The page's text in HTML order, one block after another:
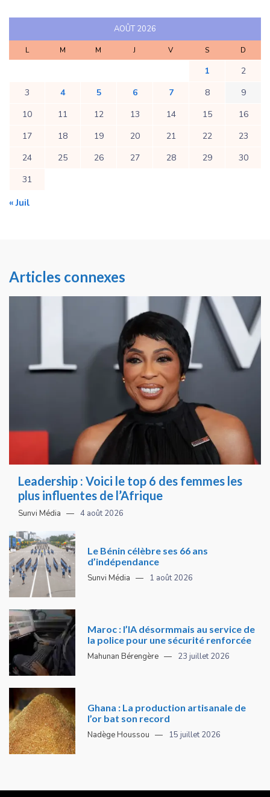
AOÛT 2026
L M M J V S D
1
2
3
4 5 6 7 8
9
10
11 12 13 14 15
16
17
18 19 20 21 22
23
24
25 26 27 28 29
30
31
« Juil
Articles connexes
Leadership : Voici le top 6 des femmes les
plus influentes de l’Afrique
Sunvi Média 4 août 2026
Le Bénin célèbre ses 66 ans
d’indépendance
Sunvi Média 1 août 2026
Maroc : l’IA désormmais au service de
la police pour une sécurité renforcée
Mahunan Bérengère 23 juillet 2026
Ghana : La production artisanale de
l’or bat son record
Nadège Houssou 15 juillet 2026